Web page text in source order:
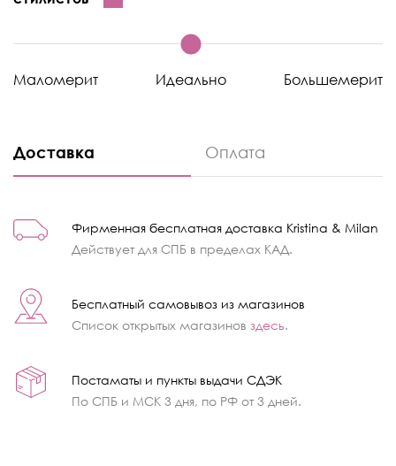
Маломерит Идеально Большемерит
Доставка Оплата
Фирменная бесплатная доставка Kristina & Milan
Действует для СПБ в пределах КАД.
Бесплатный самовывоз из магазинов
Список открытых магазинов здесь.
Постаматы и пункты выдачи СДЭК
По СПБ и МСК 3 дня, по РФ от 3 дней.